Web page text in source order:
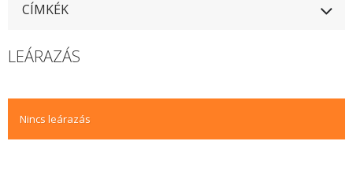
CÍMKÉK
LEÁRAZÁS
Nincs leárazás